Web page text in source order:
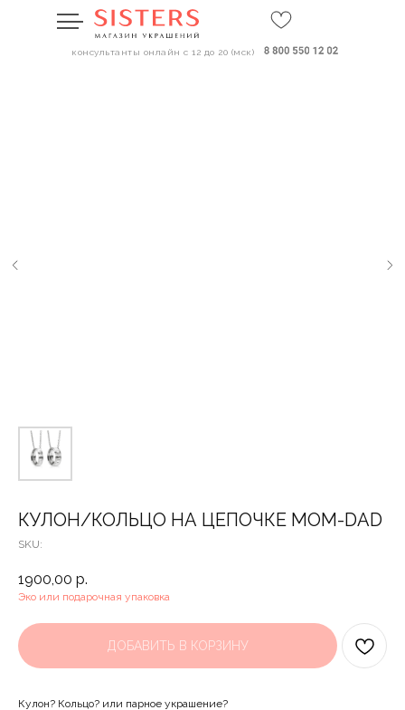
консультанты онлайн с 12 до 20 (мск)
КУЛОН/КОЛЬЦО НА ЦЕПОЧКЕ MOM-DAD
SKU:
1900,00 р.
Эко или подарочная упаковка
ДОБАВИТЬ В КОРЗИНУ
Кулон? Кольцо? или парное украшение?